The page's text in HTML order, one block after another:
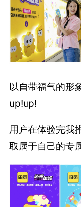
以自带福气的形
up!up!
用户在体验完我
取属于自己的专